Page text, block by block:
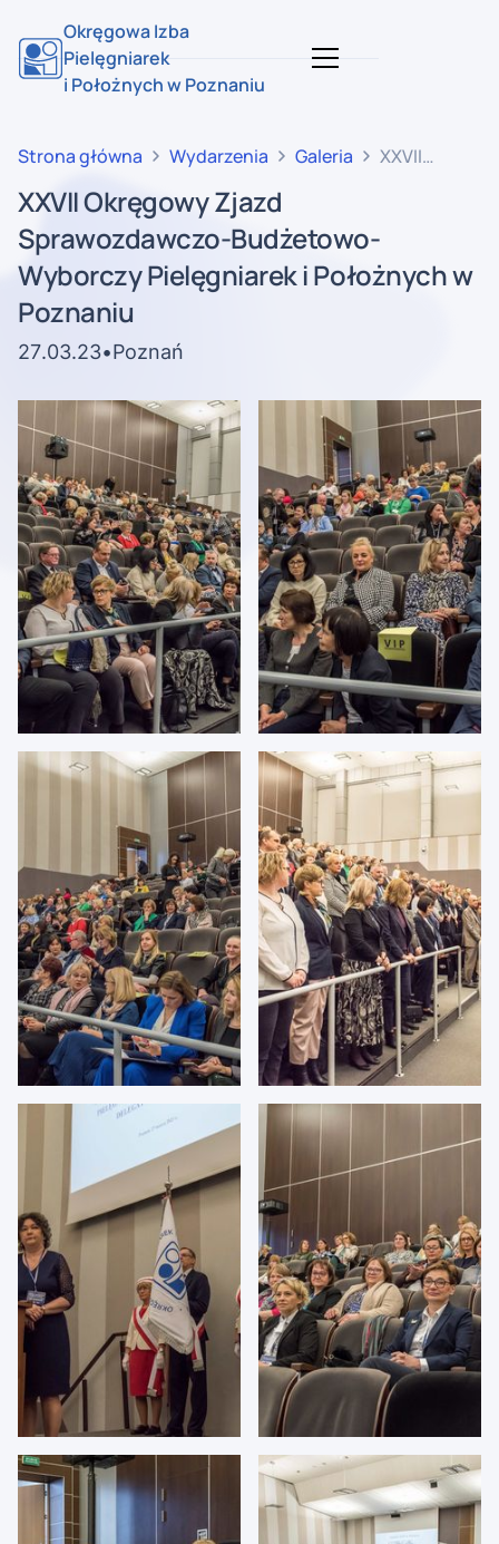
Okręgowa Izba
Pielęgniarek
i Położnych w Poznaniu
Strona główna Wydarzenia Galeria
XXVII
Budżetowo-
Wyborczy
XXVII Okręgowy Zjazd
Sprawozdawczo-Budżetowo-
Wyborczy Pielęgniarek i Położnych w
Poznaniu
27.03.23•Poznań